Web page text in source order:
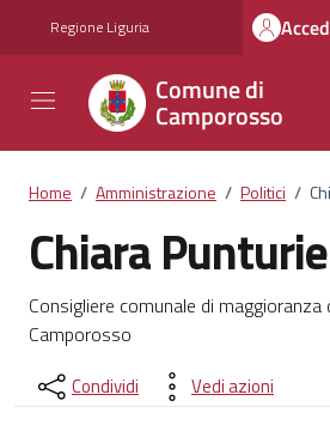
Regione Liguria
Comune di
Camporosso
Home / Amministrazione / Politici /
Chiara
Dettagli del
Consigliere comunale di maggioranza
Camporosso
Condividi Vedi azioni